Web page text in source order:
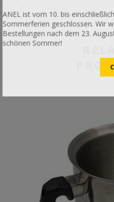
ANEL ist vom 10. bis
Sommerferien geschlossen. Wir
Bestellungen nach dem 23.
schönen Sommer!